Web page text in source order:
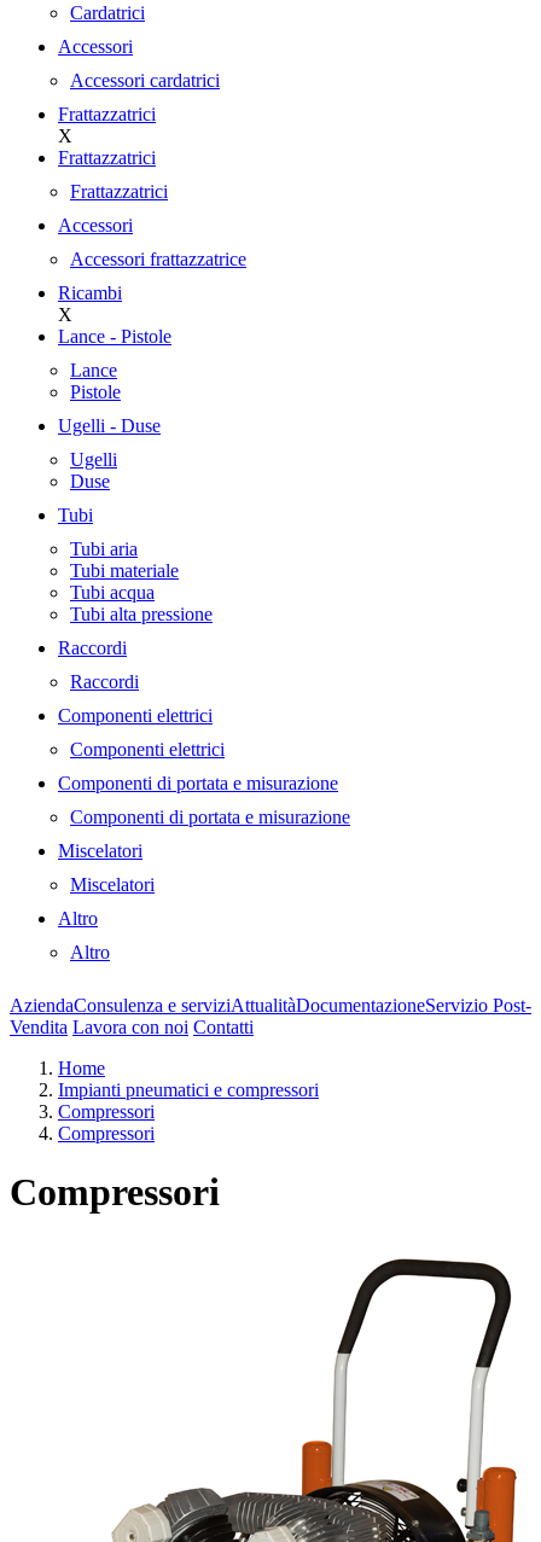
Cardatrici
Accessori
Accessori cardatrici
Frattazzatrici
X
Frattazzatrici
Frattazzatrici
Accessori
Accessori frattazzatrice
Ricambi
X
Lance - Pistole
Lance
Pistole
Ugelli - Duse
Ugelli
Duse
Tubi
Tubi aria
Tubi materiale
Tubi acqua
Tubi alta pressione
Raccordi
Raccordi
Componenti elettrici
Componenti elettrici
Componenti di portata e misurazione
Componenti di portata e misurazione
Miscelatori
Miscelatori
Altro
Altro
AziendaConsulenza e serviziAttualitàDocumentazioneServizio Post-
Vendita Lavora con noi Contatti
Home
Impianti pneumatici e compressori
Compressori
Compressori
Compressori